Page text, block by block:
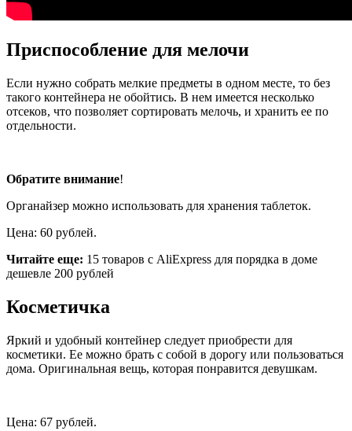
Приспособление для мелочи
Если нужно собрать мелкие предметы в одном месте, то без
такого контейнера не обойтись. В нем имеется несколько
отсеков, что позволяет сортировать мелочь, и хранить ее по
отдельности.
Обратите внимание!
Органайзер можно использовать для хранения таблеток.
Цена: 60 рублей.
Читайте еще: 15 товаров с AliExpress для порядка в доме
дешевле 200 рублей
Косметичка
Яркий и удобный контейнер следует приобрести для
косметики. Ее можно брать с собой в дорогу или пользоваться
дома. Оригинальная вещь, которая понравится девушкам.
Цена: 67 рублей.